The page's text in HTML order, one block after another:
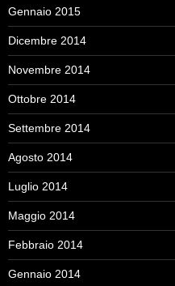
Gennaio 2015
Dicembre 2014
Novembre 2014
Ottobre 2014
Settembre 2014
Agosto 2014
Luglio 2014
Maggio 2014
Febbraio 2014
Gennaio 2014